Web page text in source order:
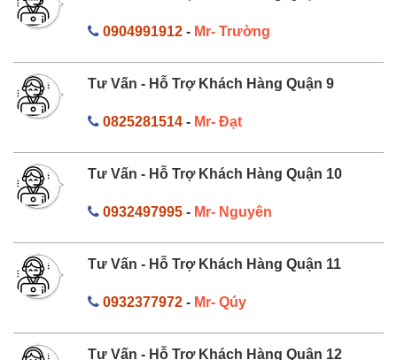
0904991912- Mr- Trường
Tư Vấn - Hỗ Trợ Khách Hàng Quận 9
0825281514- Mr- Đạt
Tư Vấn - Hỗ Trợ Khách Hàng Quận 10
0932497995- Mr- Nguyên
Tư Vấn - Hỗ Trợ Khách Hàng Quận 11
0932377972- Mr- Qúy
Tư Vấn - Hỗ Trợ Khách Hàng Quận 12